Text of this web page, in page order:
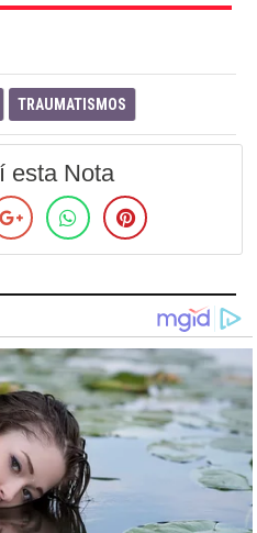
TRAUMATISMOS
esta Nota